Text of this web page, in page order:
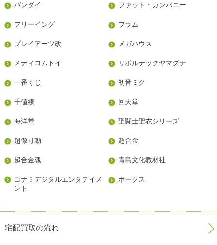
バンダイ ファット・カンパニー
フリーイング プラム
プレイアーツ改 メガハウス
メディコムトイ リボルテックヤマグチ
一番くじ 初音ミク
千値練 回天堂
海洋堂 聖闘士聖衣シリーズ
超像可動 超合金
超合金魂 青島文化教材社
コナミデジタルエンタテイメ
ント
ボークス
宅配買取の流れ